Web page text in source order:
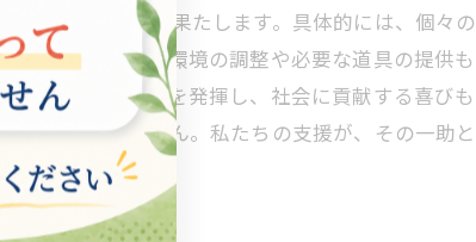
て重要な役割を果たします。具体的には、個々
により、職場環境の調整や必要な道具の提供も
って自分の能力を発揮し、社会に貢献する喜び
けて欠かせません。私たちの支援が、その一助